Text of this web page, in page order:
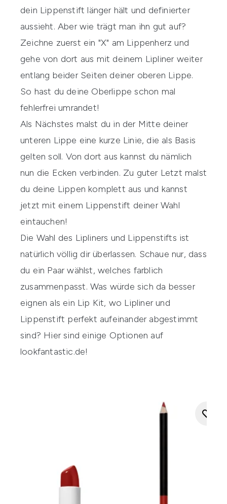
dein Lippenstift länger hält und definierter
aussieht. Aber wie trägt man ihn gut auf?
Zeichne zuerst ein "X" am Lippenherz und
gehe von dort aus mit deinem Lipliner weiter
entlang beider Seiten deiner oberen Lippe.
So hast du deine Oberlippe schon mal
fehlerfrei umrandet!
Als Nächstes malst du in der Mitte deiner
unteren Lippe eine kurze Linie, die als Basis
gelten soll. Von dort aus kannst du nämlich
nun die Ecken verbinden. Zu guter Letzt malst
du deine Lippen komplett aus und kannst
jetzt mit einem Lippenstift deiner Wahl
eintauchen!
Die Wahl des Lipliners und Lippenstifts ist
natürlich völlig dir überlassen. Schaue nur, dass
du ein Paar wählst, welches farblich
zusammenpasst. Was würde sich da besser
eignen als ein Lip Kit, wo Lipliner und
Lippenstift perfekt aufeinander abgestimmt
sind? Hier sind einige Optionen auf
lookfantastic.de!